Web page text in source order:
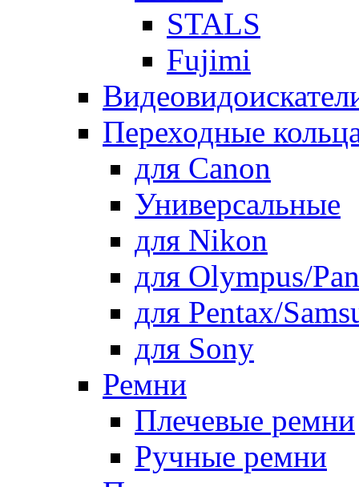
STALS
Fujimi
Переходные
для Canon
Универсальные
для Nikon
для Olympus/
для Pentax/
для Sony
Ремни
Плечевые ремни
Ручные ремни